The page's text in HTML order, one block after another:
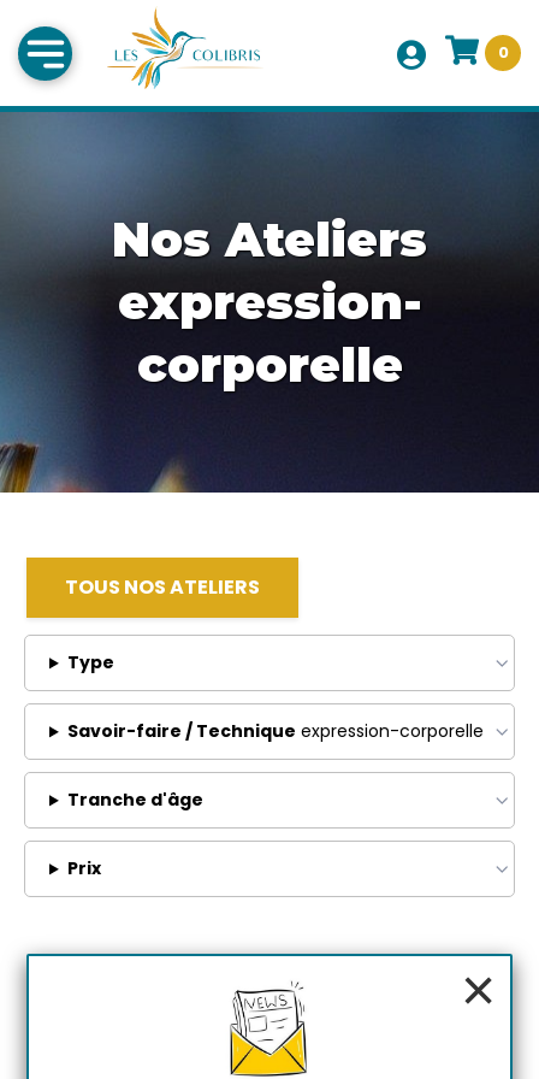
0
Nos Ateliers
expression-
corporelle
TOUS NOS ATELIERS
Type
Savoir-faire / Technique expression-corporelle
Tranche d'âge
Prix
×